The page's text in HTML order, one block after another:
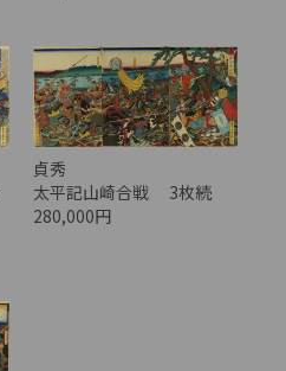
貞秀
太平記山崎合戦 3枚続
280,000円